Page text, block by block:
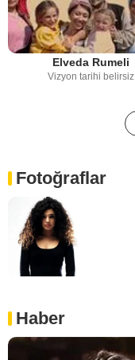
Elveda Rumeli
Vizyon tarihi belirsiz
Fotoğraflar
Haber